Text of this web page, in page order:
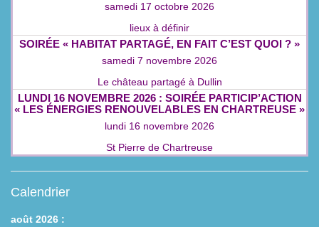
samedi 17 octobre 2026
lieux à définir
SOIRÉE « HABITAT PARTAGÉ, EN FAIT C’EST QUOI ? »
samedi 7 novembre 2026
Le château partagé à Dullin
LUNDI 16 NOVEMBRE 2026 : SOIRÉE PARTICIP’ACTION
« LES ÉNERGIES RENOUVELABLES EN CHARTREUSE »
lundi 16 novembre 2026
St Pierre de Chartreuse
Calendrier
août 2026 :